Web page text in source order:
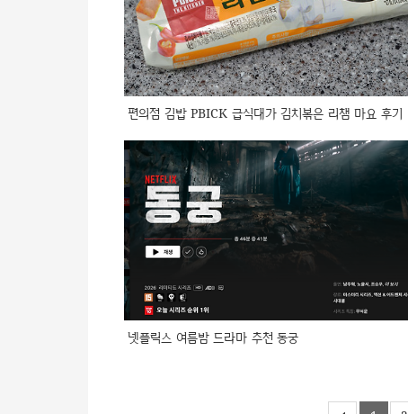
편의점 김밥 PBICK 급식대가 김치볶은 리챔 마요 후기
넷플릭스 여름밤 드라마 추천 동궁